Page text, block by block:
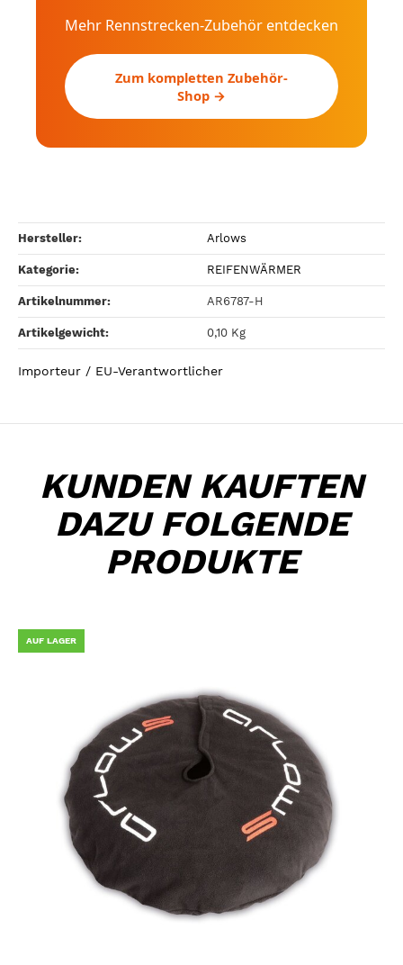
Mehr Rennstrecken-Zubehör entdecken
Zum kompletten Zubehör-
Shop →
Hersteller: Arlows
Kategorie: REIFENWÄRMER
Artikelnummer: AR6787-H
Artikelgewicht‍: 0,10 Kg
Importeur / EU-Verantwortlicher
KUNDEN KAUFTEN
DAZU FOLGENDE
PRODUKTE
AUF LAGER